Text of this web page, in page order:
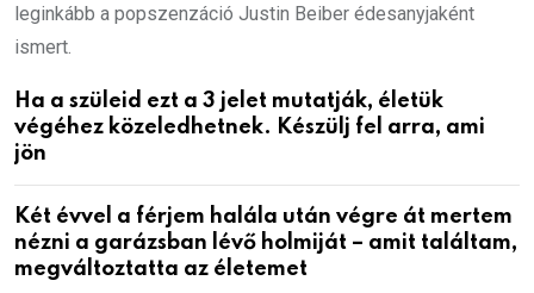
leginkább a popszenzáció Justin Beiber édesanyjaként
ismert.
Ha a szüleid ezt a 3 jelet mutatják, életük
végéhez közeledhetnek. Készülj fel arra, ami
jön
Két évvel a férjem halála után végre át mertem
nézni a garázsban lévő holmiját – amit találtam,
megváltoztatta az életemet